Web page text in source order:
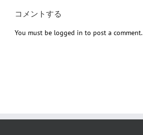
コメントする
You must be logged in to post a comment.